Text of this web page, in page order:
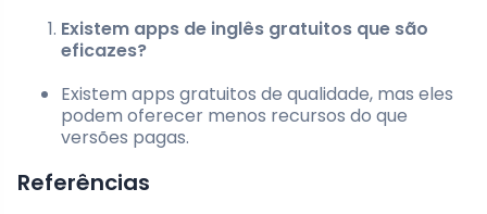
Existem apps de inglês gratuitos que são
eficazes?
Existem apps gratuitos de qualidade, mas eles
podem oferecer menos recursos do que
versões pagas.
Referências